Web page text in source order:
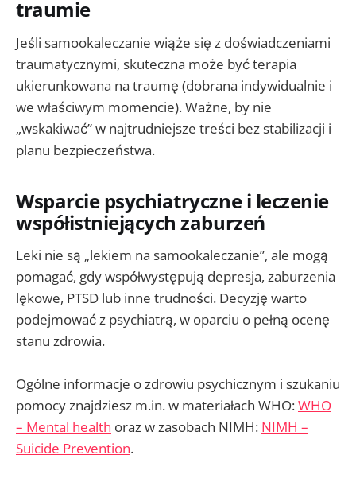
traumie
Jeśli samookaleczanie wiąże się z doświadczeniami
traumatycznymi, skuteczna może być terapia
ukierunkowana na traumę (dobrana indywidualnie i
we właściwym momencie). Ważne, by nie
„wskakiwać” w najtrudniejsze treści bez stabilizacji i
planu bezpieczeństwa.
Wsparcie psychiatryczne i leczenie
współistniejących zaburzeń
Leki nie są „lekiem na samookaleczanie”, ale mogą
pomagać, gdy współwystępują depresja, zaburzenia
lękowe, PTSD lub inne trudności. Decyzję warto
podejmować z psychiatrą, w oparciu o pełną ocenę
stanu zdrowia.
Ogólne informacje o zdrowiu psychicznym i szukaniu
pomocy znajdziesz m.in. w materiałach WHO:WHO
– Mental health oraz w zasobach NIMH: NIMH –
Suicide Prevention.